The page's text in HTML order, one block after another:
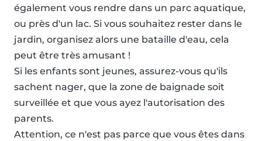
également vous rendre dans un parc aquatique,
ou près d'un lac. Si vous souhaitez rester dans le
jardin, organisez alors une bataille d'eau, cela
peut être très amusant !
Si les enfants sont jeunes, assurez-vous qu'ils
sachent nager, que la zone de baignade soit
surveillée et que vous ayez l'autorisation des
parents.
Attention, ce n'est pas parce que vous êtes dans